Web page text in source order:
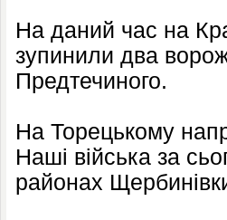
На даний час на
зупинили два
Предтечиного.
На Торецькому
Наші війська за
районах